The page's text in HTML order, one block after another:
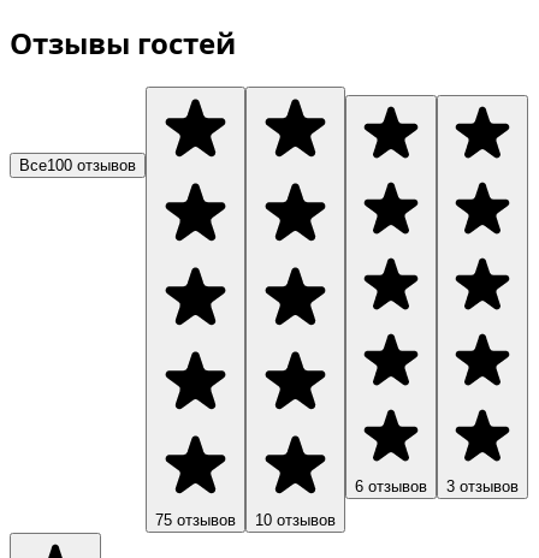
Отзывы гостей
Все100 отзывов
75 отзывов 10 отзывов
6 отзывов 3 отзывов